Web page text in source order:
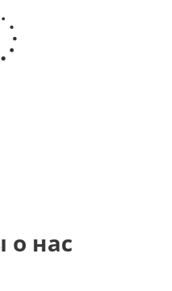
цифра 1
(40х102
нас